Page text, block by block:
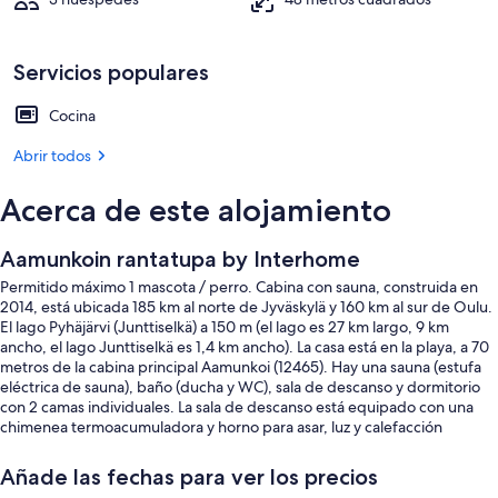
Servicios populares
Cocina
Abrir todos
Acerca de este alojamiento
Aamunkoin rantatupa by Interhome
Permitido máximo 1 mascota / perro. Cabina con sauna, construida en
2014, está ubicada 185 km al norte de Jyväskylä y 160 km al sur de Oulu.
El lago Pyhäjärvi (Junttiselkä) a 150 m (el lago es 27 km largo, 9 km
ancho, el lago Junttiselkä es 1,4 km ancho). La casa está en la playa, a 70
metros de la cabina principal Aamunkoi (12465). Hay una sauna (estufa
eléctrica de sauna), baño (ducha y WC), sala de descanso y dormitorio
con 2 camas individuales. La sala de descanso está equipado con una
chimenea termoacumuladora y horno para asar, luz y calefacción
microondas, cafetera y frigorífico). El edificio de sauna también tiene un
TV. Entre la sauna y la playa hay 50 m de distancia. ¡Nota! Hay que pagar
Añade las fechas para ver los precios